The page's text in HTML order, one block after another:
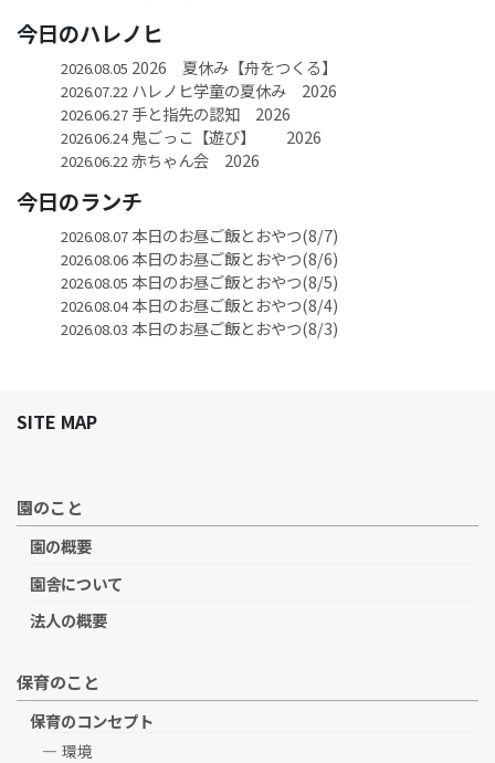
今日のハレノヒ
2026.08.05 2026 夏休み【舟をつくる】
2026.07.22ハレノヒ学童の夏休み 2026
2026.06.27手と指先の認知 2026
2026.06.24鬼ごっこ【遊び】 2026
2026.06.22赤ちゃん会 2026
今日のランチ
2026.08.07本日のお昼ご飯とおやつ(8/7)
2026.08.06本日のお昼ご飯とおやつ(8/6)
2026.08.05 本日のお昼ご飯とおやつ(8/5)
2026.08.04本日のお昼ご飯とおやつ(8/4)
2026.08.03 本日のお昼ご飯とおやつ(8/3)
SITE MAP
園のこと
園の概要
園舎について
法人の概要
保育のこと
保育のコンセプト
環境